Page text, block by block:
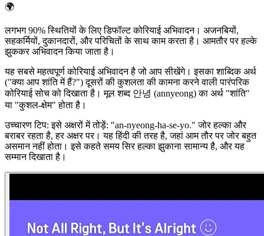
🌍
लगभग 90% स्थितियों के लिए डिफॉल्ट कोरियाई अभिवादन। अजनबियों,
सहकर्मियों, दुकानदारों, और परिचितों के साथ काम करता है। आमतौर पर हल्के
झुककर अभिवादन किया जाता है।
यह सबसे महत्वपूर्ण कोरियाई अभिवादन है जो आप सीखेंगे। इसका शाब्दिक अर्थ
("क्या आप शांति में हैं?") दूसरों की कुशलता की कामना करने वाली पारंपरिक
कोरियाई सोच को दिखाता है। मूल शब्द 안녕 (annyeong) का अर्थ "शांति"
या "कुशल-क्षेम" होता है।
उच्चारण टिप: इसे अक्षरों में तोड़ें: "an-nyeong-ha-se-yo." जोर हल्का और
बराबर रहता है, हर अक्षर पर। यह हिंदी की तरह है, जहां आम तौर पर जोर बहुत
असमान नहीं होता। इसे कहते समय सिर हल्का झुकाना सामान्य है, और यह
सम्मान दिखाता है।